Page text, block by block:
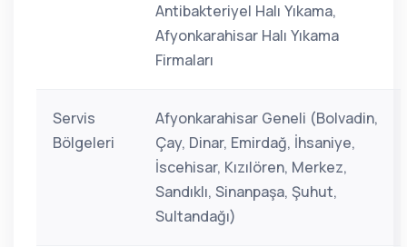
Antibakteriyel Halı Yıkama,
Afyonkarahisar Halı Yıkama
Firmaları
Servis
Bölgeleri
Afyonkarahisar Geneli (Bolvadin,
Çay, Dinar, Emirdağ, İhsaniye,
İscehisar, Kızılören, Merkez,
Sandıklı, Sinanpaşa, Şuhut,
Sultandağı)